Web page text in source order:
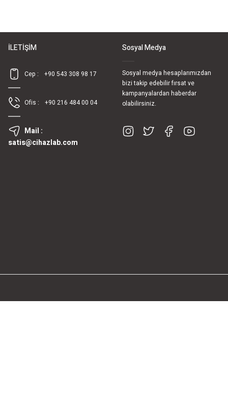
İLETİŞİM
Cep : +90 543 308 98 17
Ofis : +90 216 484 00 04
Mail :
satis@cihazlab.com
Sosyal Medya
Sosyal medya hesaplarımızdan
bizi takip edebilir fırsat ve
kampanyalardan haberdar
olabilirsiniz.